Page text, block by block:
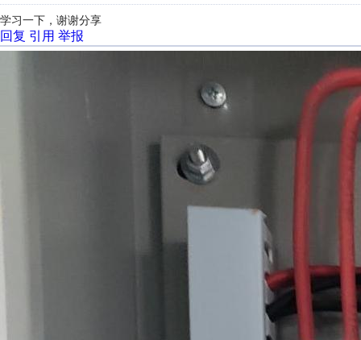
学习一下，谢谢分享
回复 引用 举报